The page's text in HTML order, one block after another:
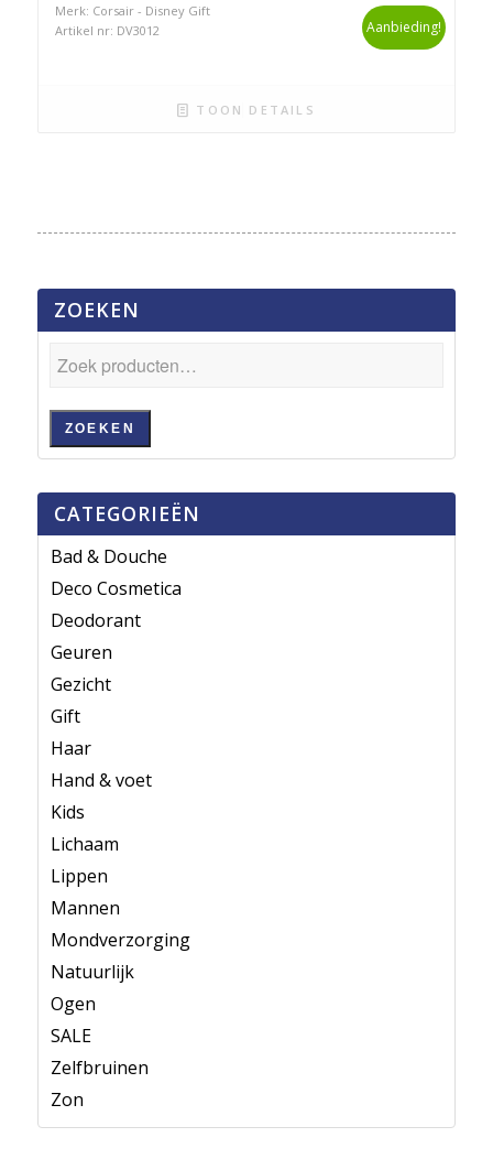
Merk: Corsair - Disney Gift
Artikel nr: DV3012
Aanbieding!
TOON DETAILS
ZOEKEN
ZOEKEN
CATEGORIEËN
Bad & Douche
Deco Cosmetica
Deodorant
Geuren
Gezicht
Gift
Haar
Hand & voet
Kids
Lichaam
Lippen
Mannen
Mondverzorging
Natuurlijk
Ogen
SALE
Zelfbruinen
Zon